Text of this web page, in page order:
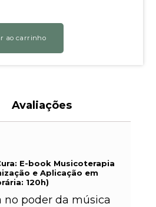
ao carrinho
Avaliações
E-book Musicoterapia
e Aplicação em
120h)
no poder da música